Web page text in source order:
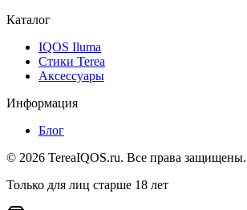
Каталог
IQOS Iluma
Стики Terea
Аксессуары
Информация
Блог
© 2026 TereaIQOS.ru. Все права защищены.
Только для лиц старше 18 лет